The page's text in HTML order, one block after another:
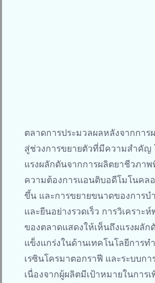
ตลาดการประมวลผลหลังจากการ
สู่ช่วงการขยายตัวที่มีความสำคัญ
แรงผลักดันจากการผลิตยาชีวภา
ความต้องการแอนติบอดีโมโนคล
ขึ้น และการขยายขนาดของการบ
และยีนอย่างรวดเร็ว การวิเคราะ
ของตลาดแสดงให้เห็นถึงแรงผลัก
แข็งแกร่งในด้านเทคโนโลยีการท
เรซินโครมาตอกราฟี และระบบกา
เนื่องจากผู้ผลิตมีเป้าหมายในการ